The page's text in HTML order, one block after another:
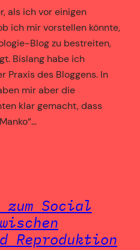
als ich vor einigen
ich mir vorstellen könnte,
Blog zu bestreiten,
Bislang habe ich
Praxis des Bloggens. In
mir aber die
klar gemacht, dass
zum Social
Reproduktion